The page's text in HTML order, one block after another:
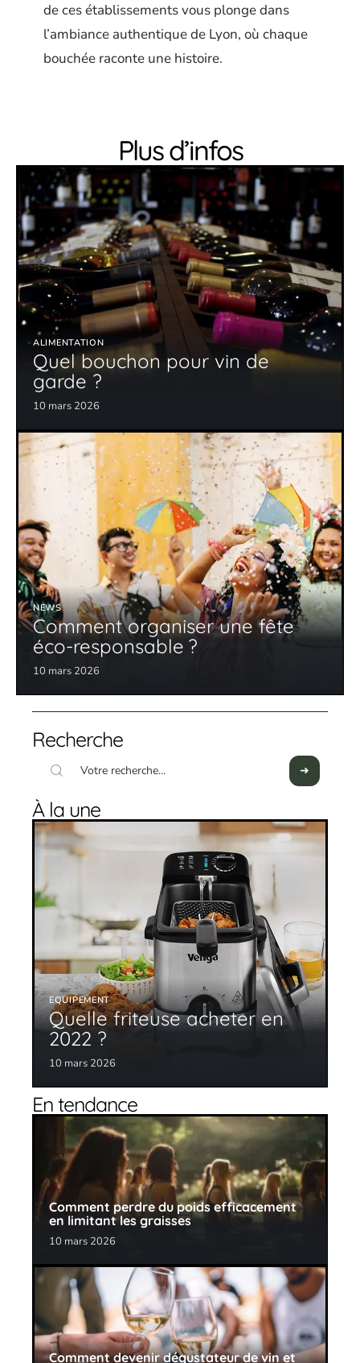
de ces établissements vous plonge dans
l’ambiance authentique de Lyon, où chaque
bouchée raconte une histoire.
Plus d’infos
ALIMENTATION
Quel bouchon pour vin de
garde ?
10 mars 2026
NEWS
Comment organiser une fête
éco-responsable ?
10 mars 2026
Recherche
À la une
EQUIPEMENT
Quelle friteuse acheter en
2022 ?
10 mars 2026
En tendance
Comment perdre du poids efficacement
en limitant les graisses
10 mars 2026
Comment devenir dégustateur de vin et